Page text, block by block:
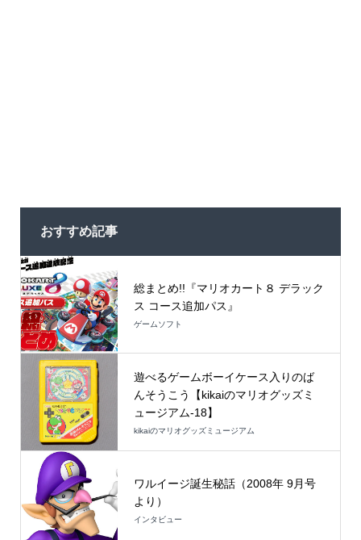
おすすめ記事
総まとめ!!『マリオカート８ デラック
ス コース追加パス』
ゲームソフト
遊べるゲームボーイケース入りのば
んそうこう【kikaiのマリオグッズミ
ュージアム-18】
kikaiのマリオグッズミュージアム
ワルイージ誕生秘話（2008年 9月号
より）
インタビュー